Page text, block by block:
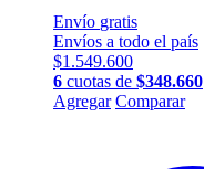
Envío gratis
Envíos a todo el país
$1.549.600
6 cuotas de $348.660
Agregar Este
Comparar